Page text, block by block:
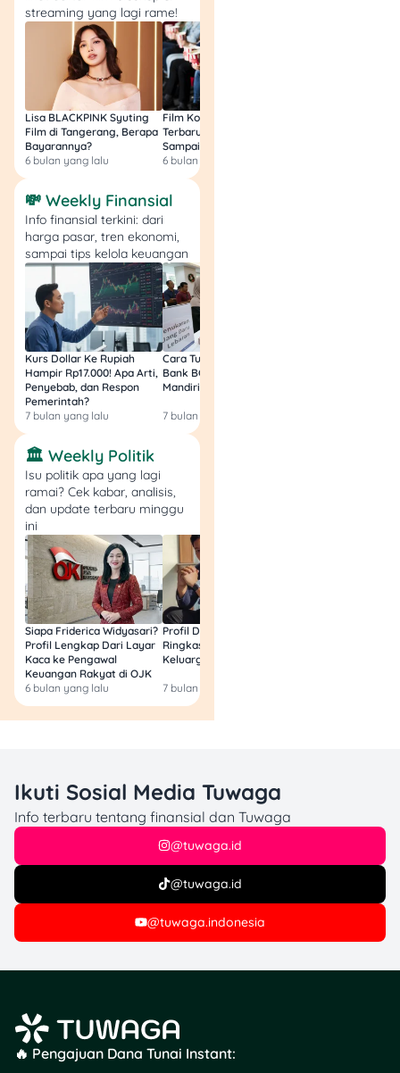
UMP Jakarta berlaku bagi
pekerja dengan masa kerja
kurang dari satu tahun atau
sektor yang mengikuti
kebijakan upah minimum.
streaming yang lagi rame!
Lisa BLACKPINK Syuting
Film di Tangerang, Berapa
Bayarannya?
6 bulan yang lalu
Film Komedi Indonesia
Terbaru 2026, Siap Ngakak
Sampai Sakit Perut!
6 bulan yang lalu
💸 Weekly Finansial
Info finansial terkini: dari
harga pasar, tren ekonomi,
sampai tips kelola keuangan
Kurs Dollar Ke Rupiah
Hampir Rp17.000! Apa Arti,
Penyebab, dan Respon
Pemerintah?
7 bulan yang lalu
Cara Tukar Uang Baru di
Bank BCA (Umum, BNI,
Mandiri, BRI, dan BSI) 2026!
7 bulan yang lalu
🏛️ Weekly Politik
Isu politik apa yang lagi
ramai? Cek kabar, analisis,
dan update terbaru minggu
ini
Siapa Friderica Widyasari?
Profil Lengkap Dari Layar
Kaca ke Pengawal
Keuangan Rakyat di OJK
6 bulan yang lalu
Profil Darma Mangkuluhur:
Ringkas Latar Belakang
Keluarga dan Bisnisnya
7 bulan yang lalu
Ikuti Sosial Media Tuwaga
Info terbaru tentang finansial dan Tuwaga
@tuwaga.id
@tuwaga.id
@tuwaga.indonesia
🔥 Pengajuan Dana Tunai Instant: